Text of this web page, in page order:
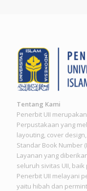
Tentang Kami
Penerbit UII
Perpustakaan yang
layouting, cover
Standar Book Number
Layanan yang
seluruh sivitas UII,
Penerbit UII melayani
yaitu hibah dan